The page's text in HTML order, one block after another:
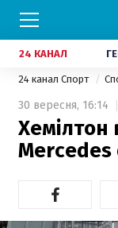
24 КАНАЛ
24 канал Спорт
30 вересня, 16:14
Хемілтон